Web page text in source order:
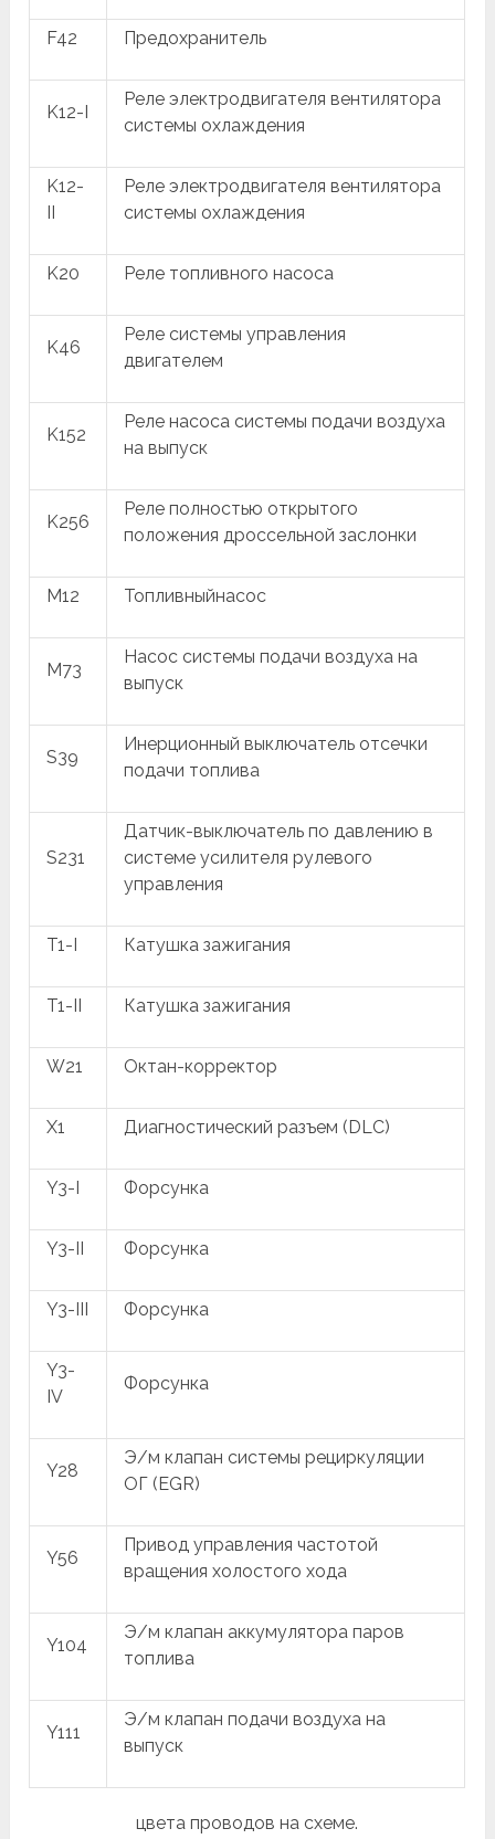
F42 Предохранитель
K12-I
Реле электродвигателя вентилятора
системы охлаждения
K12-
II
Реле электродвигателя вентилятора
системы охлаждения
K20 Реле топливного насоса
K46
Реле системы управления
двигателем
K152
Реле насоса системы подачи воздуха
на выпуск
K256
Реле полностью открытого
положения дроссельной заслонки
M12 Топливныйнасос
M73
Насос системы подачи воздуха на
выпуск
S39
Инерционный выключатель отсечки
подачи топлива
S231
Датчик-выключатель по давлению в
системе усилителя рулевого
управления
T1-I Катушка зажигания
T1-II Катушка зажигания
W21 Октан-корректор
X1 Диагностический разъем (DLC)
Y3-I Форсунка
Y3-II Форсунка
Y3-III Форсунка
Y3-
IV
Форсунка
Y28
Э/м клапан системы рециркуляции
ОГ (EGR)
Y56
Привод управления частотой
вращения холостого хода
Y104
Э/м клапан аккумулятора паров
топлива
Y111
Э/м клапан подачи воздуха на
выпуск
цвета проводов на схеме.